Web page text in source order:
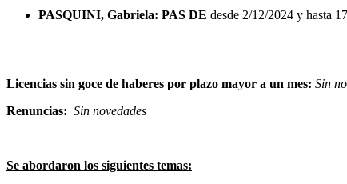
PASQUINI, Gabriela: PAS DE desde 2/12/2024 y hasta
Licencias sin goce de haberes por plazo mayor a un mes: Sin
Renuncias: Sin novedades
Se abordaron los siguientes temas: